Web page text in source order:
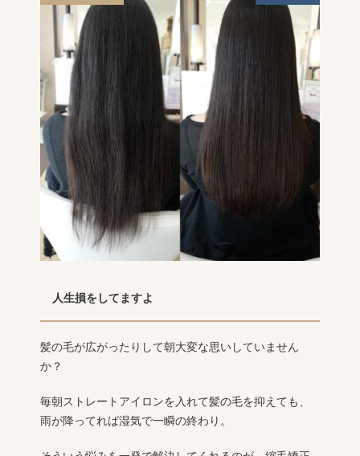
人生損をしてますよ
髪の毛が広がったりして朝大変な思いしていません
か？
毎朝ストレートアイロンを入れて髪の毛を抑えても、
雨が降ってれば湿気で一瞬の終わり。